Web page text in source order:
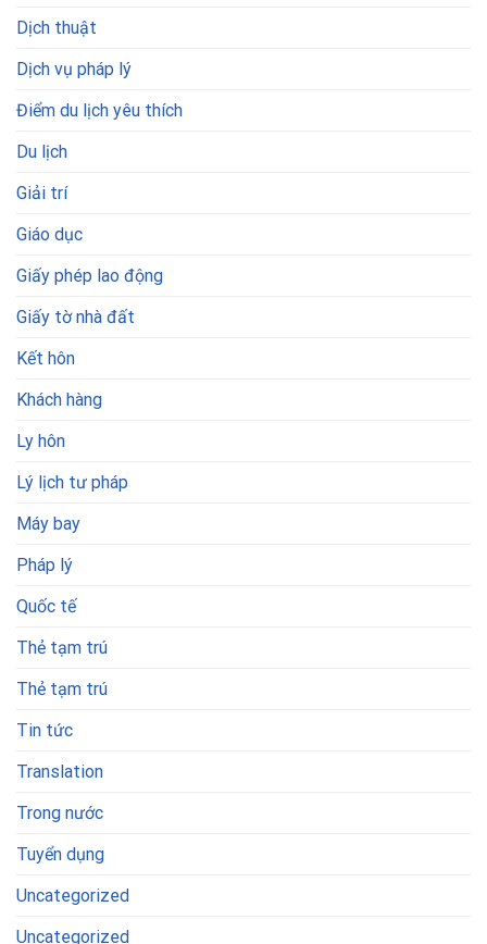
Dịch thuật
Dịch vụ pháp lý
Điểm du lịch yêu thích
Du lịch
Giải trí
Giáo dục
Giấy phép lao động
Giấy tờ nhà đất
Kết hôn
Khách hàng
Ly hôn
Lý lịch tư pháp
Máy bay
Pháp lý
Quốc tế
Thẻ tạm trú
Thẻ tạm trú
Tin tức
Translation
Trong nước
Tuyển dụng
Uncategorized
Uncategorized